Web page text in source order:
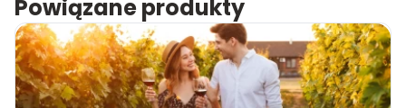
Powiązane produkty